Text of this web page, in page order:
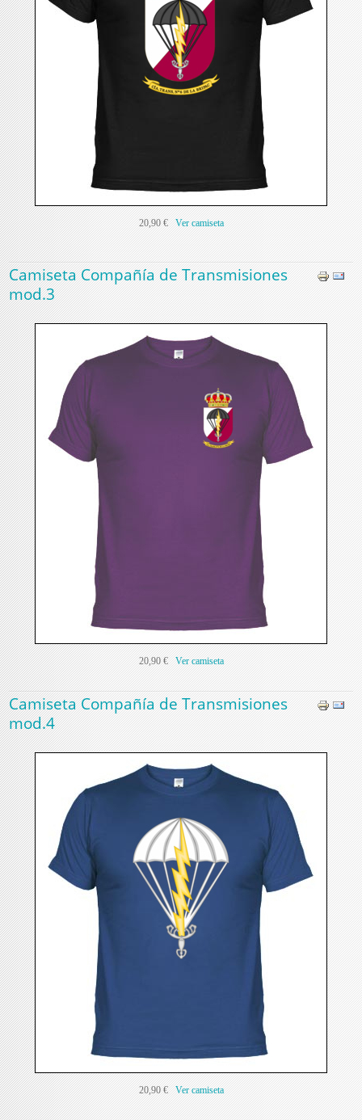
20,90 € Ver camiseta
Camiseta Compañía de Transmisiones
mod.3
20,90 € Ver camiseta
Camiseta Compañía de Transmisiones
mod.4
20,90 € Ver camiseta